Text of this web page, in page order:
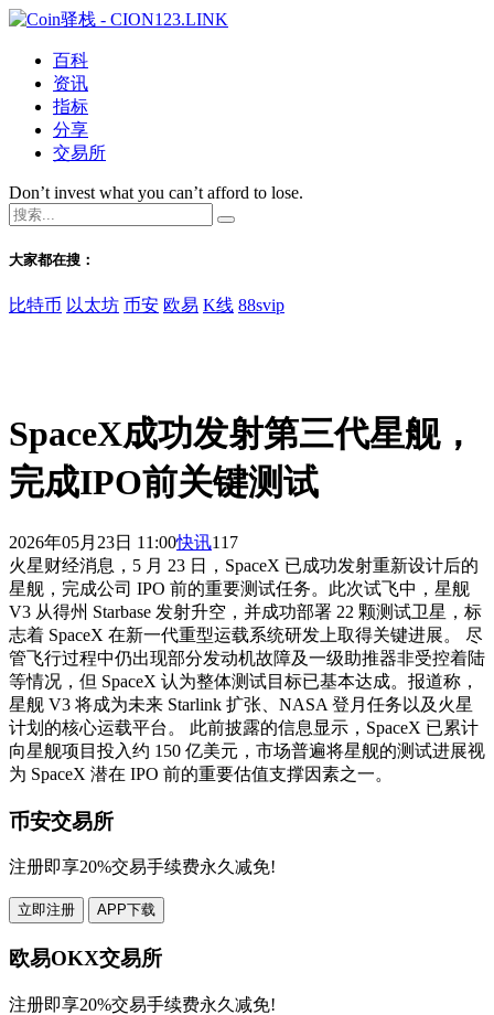
百科
资讯
指标
分享
交易所
Don’t invest what you can’t afford to lose.
大家都在搜：
比特币 以太坊 币安 欧易 K线 88svip
SpaceX成功发射第三代星舰，
完成IPO前关键测试
2026年05月23日 11:00快讯117
火星财经消息，5 月 23 日，SpaceX 已成功发射重新设计后的
星舰，完成公司 IPO 前的重要测试任务。此次试飞中，星舰
V3 从得州 Starbase 发射升空，并成功部署 22 颗测试卫星，标
志着 SpaceX 在新一代重型运载系统研发上取得关键进展。 尽
管飞行过程中仍出现部分发动机故障及一级助推器非受控着陆
等情况，但 SpaceX 认为整体测试目标已基本达成。报道称，
星舰 V3 将成为未来 Starlink 扩张、NASA 登月任务以及火星
计划的核心运载平台。 此前披露的信息显示，SpaceX 已累计
向星舰项目投入约 150 亿美元，市场普遍将星舰的测试进展视
为 SpaceX 潜在 IPO 前的重要估值支撑因素之一。
币安交易所
注册即享20%交易手续费永久减免!
立即注册 APP下载
欧易OKX交易所
注册即享20%交易手续费永久减免!